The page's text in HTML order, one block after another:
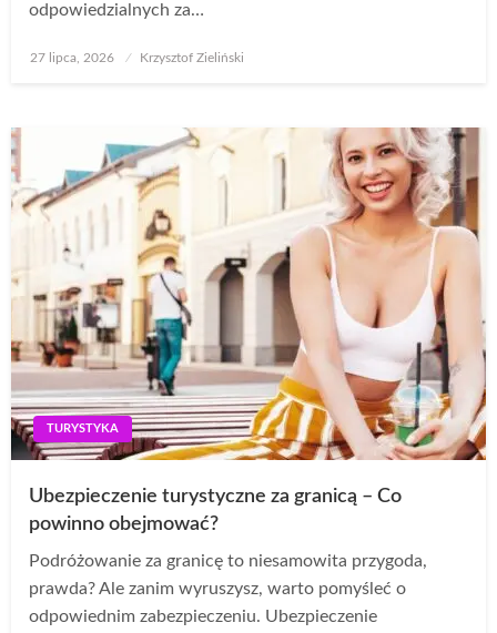
odpowiedzialnych za…
Opublikowane
27 lipca, 2026 Krzysztof Zieliński
TURYSTYKA
Ubezpieczenie turystyczne za granicą – Co
powinno obejmować?
Podróżowanie za granicę to niesamowita przygoda,
prawda? Ale zanim wyruszysz, warto pomyśleć o
odpowiednim zabezpieczeniu. Ubezpieczenie